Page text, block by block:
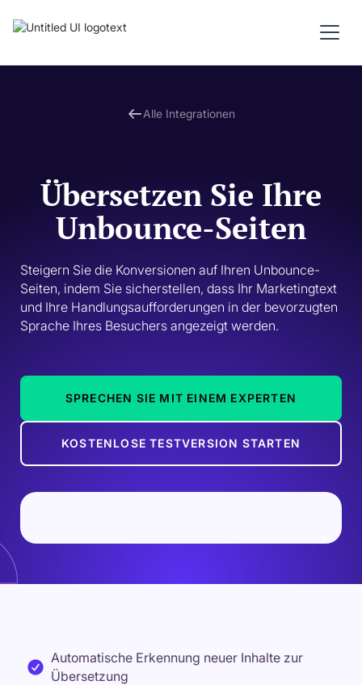
Alle Integrationen
Übersetzen Sie Ihre
Unbounce-Seiten
Steigern Sie die Konversionen auf Ihren Unbounce-
Seiten, indem Sie sicherstellen, dass Ihr Marketingtext
und Ihre Handlungsaufforderungen in der bevorzugten
Sprache Ihres Besuchers angezeigt werden.
SPRECHEN SIE MIT EINEM EXPERTEN
KOSTENLOSE TESTVERSION STARTEN
Automatische Erkennung neuer Inhalte zur
Übersetzung